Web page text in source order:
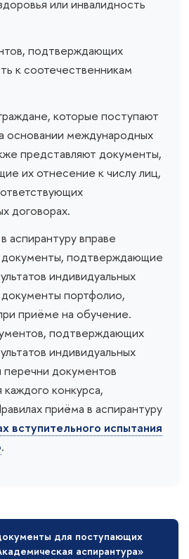
или инвалидность
подтверждающих
к соотечественникам
которые поступают
основании международных
представляют документы,
их отнесение к числу лиц,
договорах.
аспирантуру вправе
документы, подтверждающие
индивидуальных
портфолио,
приёме на обучение.
подтверждающих
индивидуальных
документов
конкурса,
приёма в аспирантуру
вступительного испытания
.
для поступающих
аспирантура»